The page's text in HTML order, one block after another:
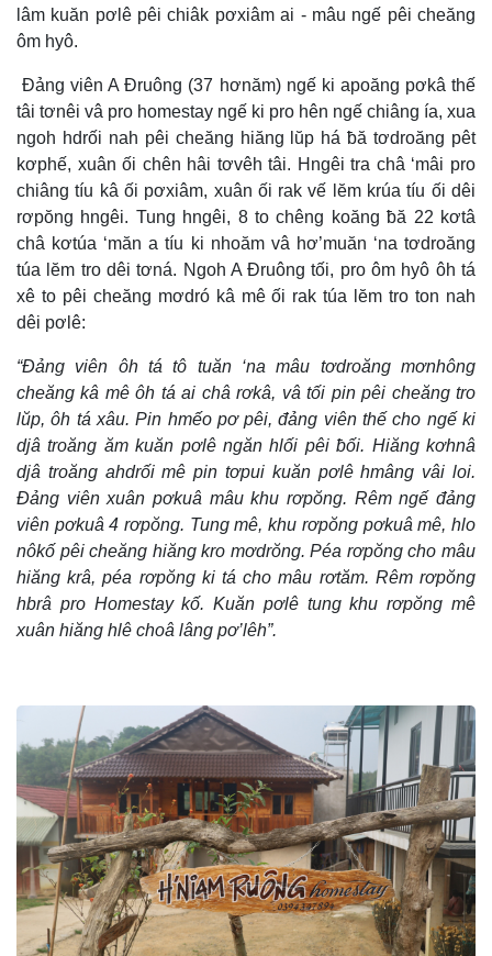
lâm kuăn pơlê pêi chiâk pơxiâm ai - mâu ngế pêi cheăng
ôm hyô.
Đảng viên A Đruông (37 hơnăm) ngế ki apoăng pơkâ thế
tâi tơnêi vâ pro homestay ngế ki pro hên ngế chiâng ía, xua
ngoh hdrối nah pêi cheăng hiăng lŭp há ƀă tơdroăng pêt
kơphế, xuân ối chên hâi tơvêh tâi. Hngêi tra châ ‘mâi pro
chiâng tíu kâ ối pơxiâm, xuân ối rak vế lĕm krúa tíu ối dêi
rơpŏng hngêi. Tung hngêi, 8 to chêng koăng ƀă 22 kơtâ
châ kơtúa ‘măn a tíu ki nhoăm vâ hơ’muăn ‘na tơdroăng
túa lĕm tro dêi tơná. Ngoh A Đruông tối, pro ôm hyô ôh tá
xê to pêi cheăng mơdró kâ mê ối rak túa lĕm tro ton nah
dêi pơlê:
“Đảng viên ôh tá tô tuăn ‘na mâu tơdroăng mơnhông
cheăng kâ mê ôh tá ai châ rơkâ, vâ tối pin pêi cheăng tro
lŭp, ôh tá xâu. Pin hmếo pơ pêi, đảng viên thế cho ngế ki
djâ troăng ăm kuăn pơlê ngăn hlối pêi ƀối. Hiăng kơhnâ
djâ troăng ahdrối mê pin tơpui kuăn pơlê hmâng vâi loi.
Đảng viên xuân pơkuâ mâu khu rơpŏng. Rêm ngế đảng
viên pơkuâ 4 rơpŏng. Tung mê, khu rơpŏng pơkuâ mê, hlo
nôkố pêi cheăng hiăng kro mơdrŏng. Péa rơpŏng cho mâu
hiăng krâ, péa rơpŏng ki tá cho mâu rơtăm. Rêm rơpŏng
hbrâ pro Homestay kố. Kuăn pơlê tung khu rơpŏng mê
xuân hiăng hlê choâ lâng pơ’lêh”.